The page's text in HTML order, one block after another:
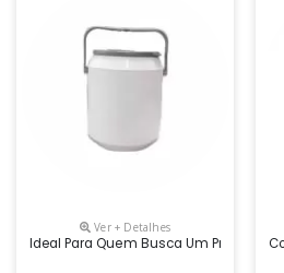
Ver + Detalhes
Ideal Para Quem Busca Um Presente